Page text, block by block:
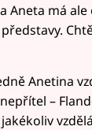
Aneta má ale
Anetina
–